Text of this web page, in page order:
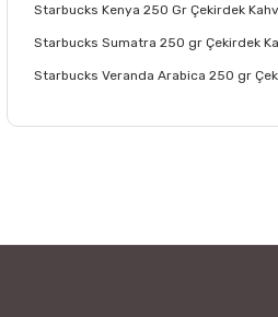
Starbucks Kenya 250 Gr Çekirdek
Starbucks Sumatra 250 gr Çekirdek
Starbucks Veranda Arabica 250 gr